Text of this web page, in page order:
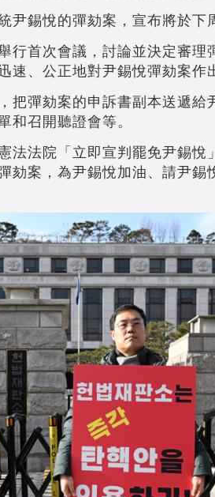
尹錫悅的彈劾案，宣布將於下
行首次會議，討論並決定審理
、公正地對尹錫悅彈劾案作
把彈劾案的申訴書副本送遞給
和召開聽證會等。
法法院「立即宣判罷免尹錫悅
劾案，為尹錫悅加油、請尹錫